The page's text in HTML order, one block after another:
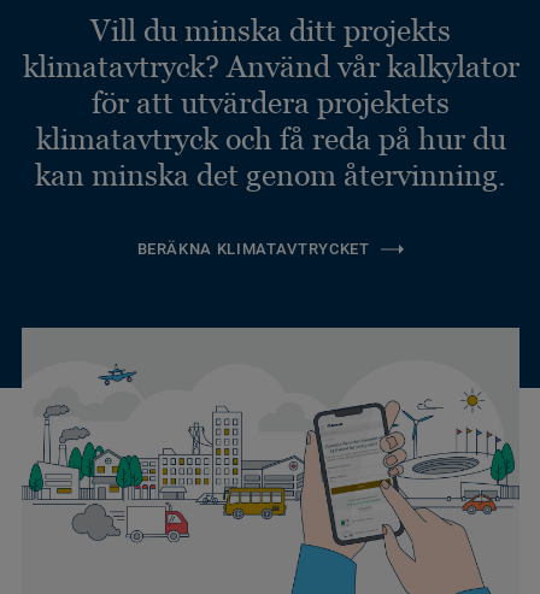
Vill du minska ditt projekts
klimatavtryck? Använd vår kalkylator
för att utvärdera projektets
klimatavtryck och få reda på hur du
kan minska det genom återvinning.
BERÄKNA KLIMATAVTRYCKET